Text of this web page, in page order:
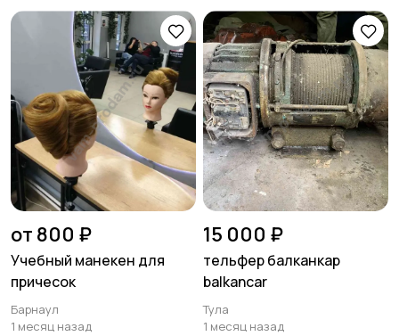
от 800 ₽
Учебный манекен для
причесок
Барнаул
1 месяц назад
15 000 ₽
тельфер балканкар
balkancar
Тула
1 месяц назад